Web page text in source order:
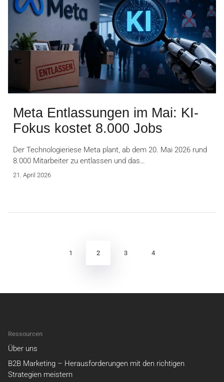
Meta Entlassungen im Mai: KI-
Fokus kostet 8.000 Jobs
Der Technologieriese Meta plant, ab dem 20. Mai 2026 rund
8.000 Mitarbeiter zu entlassen und das…
21. April 2026
1 2 3 4
Ressourcen
Über uns
B2B Marketing – Herausforderungen mit den richtigen
Strategien meistern